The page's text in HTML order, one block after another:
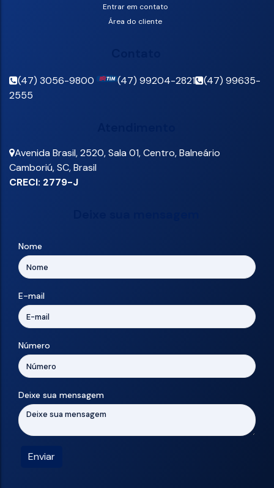
Entrar em contato
Área do cliente
(47) 3056-9800 (47) 99204-2821
(47) 99635-
2555
Avenida Brasil,2520,Sala 01,Centro,Balneário
Camboriú,SC,Brasil
CRECI: 2779-J
Nome
E-mail
Número
Deixe sua mensagem